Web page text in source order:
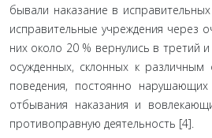
бывали наказание в
исправительные учреждения через
них около 20 % вернулись в третий
осужденных, склонных к различным
поведения, постоянно
отбывания наказания и
противоправную деятельность [4].